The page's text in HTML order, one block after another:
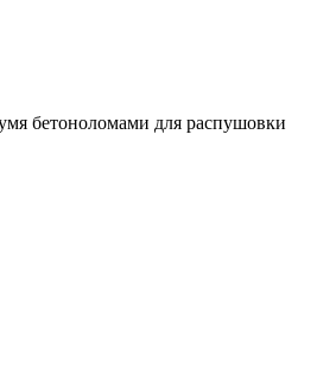
бетоноломами для распушовки